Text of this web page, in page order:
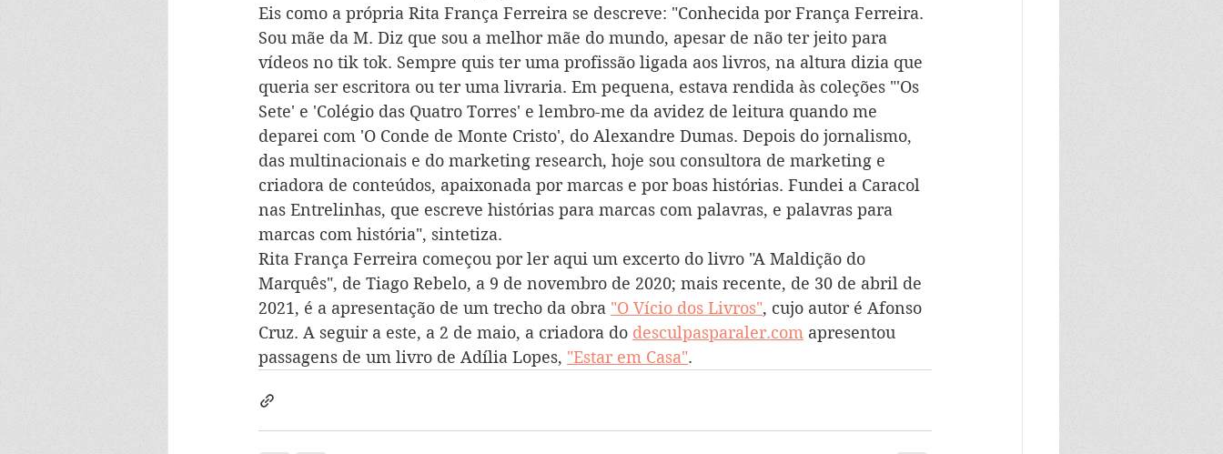
Eis como a própria Rita França Ferreira se descreve: "Conhecida por França Ferreira.
Sou mãe da M. Diz que sou a melhor mãe do mundo, apesar de não ter jeito para
vídeos no tik tok. Sempre quis ter uma profissão ligada aos livros, na altura dizia que
queria ser escritora ou ter uma livraria. Em pequena, estava rendida às coleções "'Os
Sete' e 'Colégio das Quatro Torres' e lembro-me da avidez de leitura quando me
deparei com 'O Conde de Monte Cristo', do Alexandre Dumas. Depois do jornalismo,
das multinacionais e do marketing research, hoje sou consultora de marketing e
criadora de conteúdos, apaixonada por marcas e por boas histórias. Fundei a Caracol
nas Entrelinhas, que escreve histórias para marcas com palavras, e palavras para
marcas com história", sintetiza.
Rita França Ferreira começou por ler aqui um excerto do livro "A Maldição do
Marquês", de Tiago Rebelo, a 9 de novembro de 2020; mais recente, de 30 de abril de
2021, é a apresentação de um trecho da obra "O Vício dos Livros", cujo autor é Afonso
Cruz. A seguir a este, a 2 de maio, a criadora do desculpasparaler.com apresentou
passagens de um livro de Adília Lopes, "Estar em Casa".